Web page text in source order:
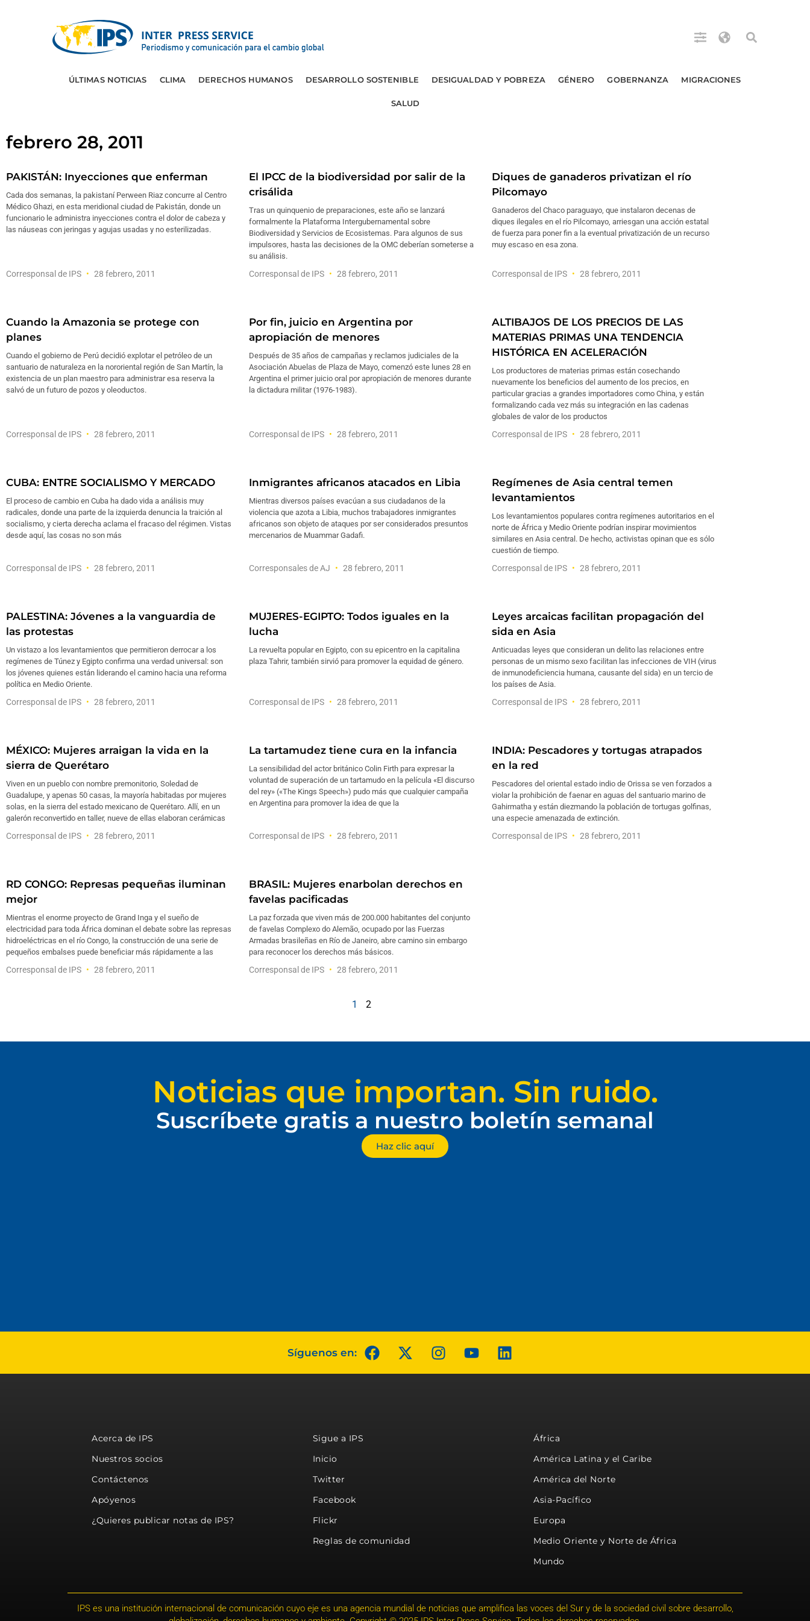
ÚLTIMAS NOTICIAS CLIMA DERECHOS HUMANOS DESARROLLO SOSTENIBLE DESIGUALDAD Y POBREZA GÉNERO GOBERNANZA MIGRACIONES
SALUD
febrero 28, 2011
PAKISTÁN: Inyecciones que enferman
Cada dos semanas, la pakistaní Perween Riaz concurre al Centro
Médico Ghazi, en esta meridional ciudad de Pakistán, donde un
funcionario le administra inyecciones contra el dolor de cabeza y
las náuseas con jeringas y agujas usadas y no esterilizadas.
Corresponsal de IPS 28 febrero, 2011
El IPCC de la biodiversidad por salir de la
crisálida
Tras un quinquenio de preparaciones, este año se lanzará
formalmente la Plataforma Intergubernamental sobre
Biodiversidad y Servicios de Ecosistemas. Para algunos de sus
impulsores, hasta las decisiones de la OMC deberían someterse a
su análisis.
Corresponsal de IPS 28 febrero, 2011
Diques de ganaderos privatizan el río
Pilcomayo
Ganaderos del Chaco paraguayo, que instalaron decenas de
diques ilegales en el río Pilcomayo, arriesgan una acción estatal
de fuerza para poner fin a la eventual privatización de un recurso
muy escaso en esa zona.
Corresponsal de IPS 28 febrero, 2011
Cuando la Amazonia se protege con
planes
Cuando el gobierno de Perú decidió explotar el petróleo de un
santuario de naturaleza en la nororiental región de San Martín, la
existencia de un plan maestro para administrar esa reserva la
salvó de un futuro de pozos y oleoductos.
Corresponsal de IPS 28 febrero, 2011
Por fin, juicio en Argentina por
apropiación de menores
Después de 35 años de campañas y reclamos judiciales de la
Asociación Abuelas de Plaza de Mayo, comenzó este lunes 28 en
Argentina el primer juicio oral por apropiación de menores durante
la dictadura militar (1976-1983).
Corresponsal de IPS 28 febrero, 2011
ALTIBAJOS DE LOS PRECIOS DE LAS
MATERIAS PRIMAS UNA TENDENCIA
HISTÓRICA EN ACELERACIÓN
Los productores de materias primas están cosechando
nuevamente los beneficios del aumento de los precios, en
particular gracias a grandes importadores como China, y están
formalizando cada vez más su integración en las cadenas
globales de valor de los productos
Corresponsal de IPS 28 febrero, 2011
CUBA: ENTRE SOCIALISMO Y MERCADO
El proceso de cambio en Cuba ha dado vida a análisis muy
radicales, donde una parte de la izquierda denuncia la traición al
socialismo, y cierta derecha aclama el fracaso del régimen. Vistas
desde aquí, las cosas no son más
Corresponsal de IPS 28 febrero, 2011
Inmigrantes africanos atacados en Libia
Mientras diversos países evacúan a sus ciudadanos de la
violencia que azota a Libia, muchos trabajadores inmigrantes
africanos son objeto de ataques por ser considerados presuntos
mercenarios de Muammar Gadafi.
Corresponsales de AJ 28 febrero, 2011
Regímenes de Asia central temen
levantamientos
Los levantamientos populares contra regímenes autoritarios en el
norte de África y Medio Oriente podrían inspirar movimientos
similares en Asia central. De hecho, activistas opinan que es sólo
cuestión de tiempo.
Corresponsal de IPS 28 febrero, 2011
PALESTINA: Jóvenes a la vanguardia de
las protestas
Un vistazo a los levantamientos que permitieron derrocar a los
regímenes de Túnez y Egipto confirma una verdad universal: son
los jóvenes quienes están liderando el camino hacia una reforma
política en Medio Oriente.
Corresponsal de IPS 28 febrero, 2011
MUJERES-EGIPTO: Todos iguales en la
lucha
La revuelta popular en Egipto, con su epicentro en la capitalina
plaza Tahrir, también sirvió para promover la equidad de género.
Corresponsal de IPS 28 febrero, 2011
Leyes arcaicas facilitan propagación del
sida en Asia
Anticuadas leyes que consideran un delito las relaciones entre
personas de un mismo sexo facilitan las infecciones de VIH (virus
de inmunodeficiencia humana, causante del sida) en un tercio de
los países de Asia.
Corresponsal de IPS 28 febrero, 2011
MÉXICO: Mujeres arraigan la vida en la
sierra de Querétaro
Viven en un pueblo con nombre premonitorio, Soledad de
Guadalupe, y apenas 50 casas, la mayoría habitadas por mujeres
solas, en la sierra del estado mexicano de Querétaro. Allí, en un
galerón reconvertido en taller, nueve de ellas elaboran cerámicas
Corresponsal de IPS 28 febrero, 2011
La tartamudez tiene cura en la infancia
La sensibilidad del actor británico Colin Firth para expresar la
voluntad de superación de un tartamudo en la película «El discurso
del rey» («The Kings Speech») pudo más que cualquier campaña
en Argentina para promover la idea de que la
Corresponsal de IPS 28 febrero, 2011
INDIA: Pescadores y tortugas atrapados
en la red
Pescadores del oriental estado indio de Orissa se ven forzados a
violar la prohibición de faenar en aguas del santuario marino de
Gahirmatha y están diezmando la población de tortugas golfinas,
una especie amenazada de extinción.
Corresponsal de IPS 28 febrero, 2011
RD CONGO: Represas pequeñas iluminan
mejor
Mientras el enorme proyecto de Grand Inga y el sueño de
electricidad para toda África dominan el debate sobre las represas
hidroeléctricas en el río Congo, la construcción de una serie de
pequeños embalses puede beneficiar más rápidamente a las
Corresponsal de IPS 28 febrero, 2011
BRASIL: Mujeres enarbolan derechos en
favelas pacificadas
La paz forzada que viven más de 200.000 habitantes del conjunto
de favelas Complexo do Alemão, ocupado por las Fuerzas
Armadas brasileñas en Río de Janeiro, abre camino sin embargo
para reconocer los derechos más básicos.
Corresponsal de IPS 28 febrero, 2011
1 2
Noticias que importan. Sin ruido.
Suscríbete gratis a nuestro boletín semanal
Haz clic aquí
Síguenos en:
Acerca de IPS
Nuestros socios
Contáctenos
Apóyenos
¿Quieres publicar notas de IPS?
Sigue a IPS
Inicio
Twitter
Facebook
Flickr
Reglas de comunidad
África
América Latina y el Caribe
América del Norte
Asia-Pacífico
Europa
Medio Oriente y Norte de África
Mundo
IPS es una institución internacional de comunicación cuyo eje es una agencia mundial de noticias que amplifica las voces del Sur y de la sociedad civil sobre desarrollo,